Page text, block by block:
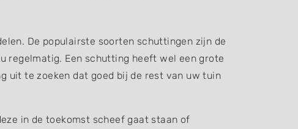
De populairste soorten schuttingen zijn de
regelmatig. Een schutting heeft wel een grote
uit te zoeken dat goed bij de rest van uw tuin
in de toekomst scheef gaat staan of